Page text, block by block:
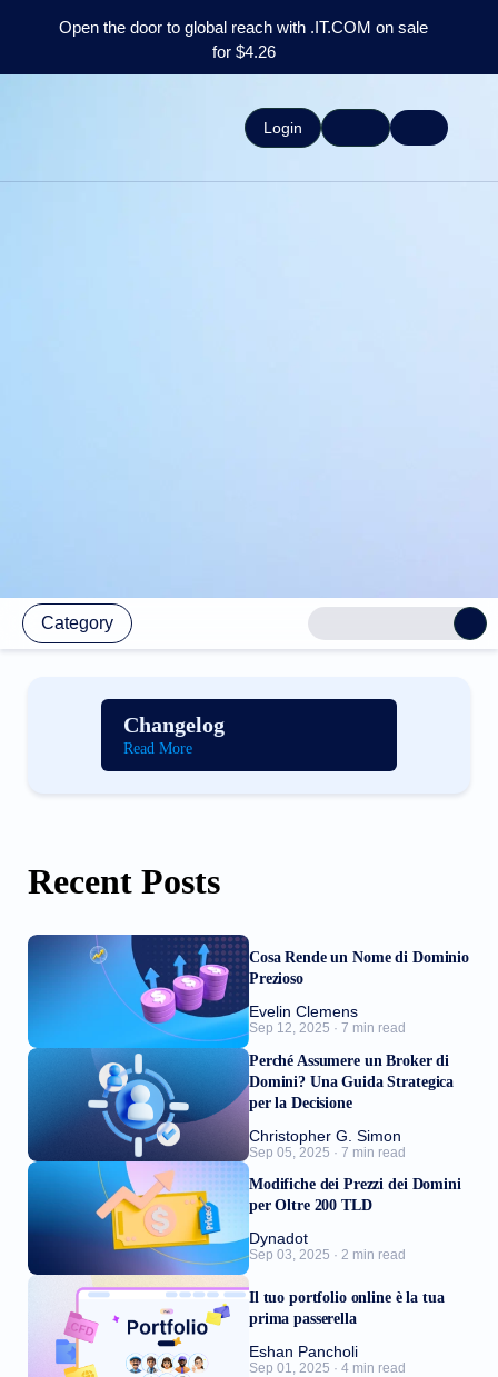
Open the door to global reach with .IT.COM on sale
for $4.26
Login
Category
Changelog
Read More
Recent Posts
Cosa Rende un Nome di Dominio
Prezioso
Evelin Clemens
Sep 12, 2025 · 7 min read
Perché Assumere un Broker di
Domini? Una Guida Strategica
per la Decisione
Christopher G. Simon
Sep 05, 2025 · 7 min read
Modifiche dei Prezzi dei Domini
per Oltre 200 TLD
Dynadot
Sep 03, 2025 · 2 min read
Il tuo portfolio online è la tua
prima passerella
Eshan Pancholi
Sep 01, 2025 · 4 min read